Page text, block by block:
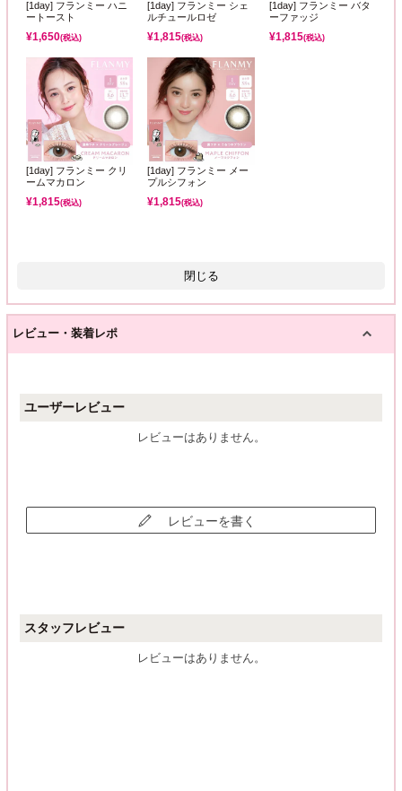
[1day] フランミー ハニ
ートースト
¥1,650(税込)
[1day] フランミー シェ
ルチュールロゼ
¥1,815(税込)
[1day] フランミー バタ
ーファッジ
¥1,815(税込)
[1day] フランミー クリ
ームマカロン
¥1,815(税込)
[1day] フランミー メー
プルシフォン
¥1,815(税込)
閉じる
レビュー・装着レポ
ユーザーレビュー
レビューはありません。
レビューを書く
スタッフレビュー
レビューはありません。